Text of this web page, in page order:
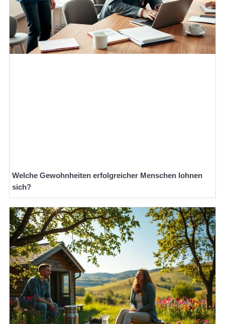
Welche Gewohnheiten erfolgreicher Menschen lohnen
sich?